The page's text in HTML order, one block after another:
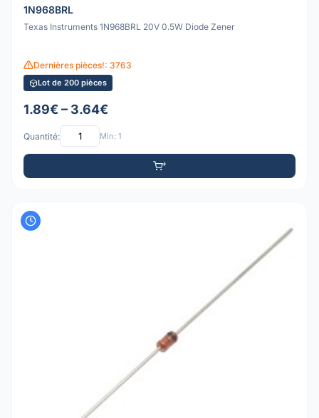
1N968BRL
Texas Instruments 1N968BRL 20V 0.5W Diode Zener
Dernières pièces!: 3763
Lot de 200 pièces
1.89€ – 3.64€
Quantité: Min: 1